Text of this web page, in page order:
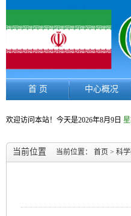
首 页 中心概况
欢迎访问本站！今天是2026年8月9日
当前位置 当前位置： 首页 > 科